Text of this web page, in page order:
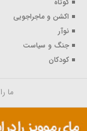
اکشن و ماجراجویی
نوآر
جنگ و سیاست
کودکان
ما